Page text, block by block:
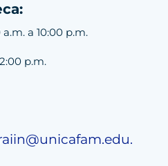
a 10:00 p.m.
p.m.